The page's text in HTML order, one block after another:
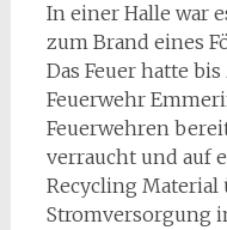
In einer Halle war
zum Brand eines
Das Feuer hatte
Feuerwehr
Feuerwehren
verraucht und auf
Recycling Material
Stromversorgung